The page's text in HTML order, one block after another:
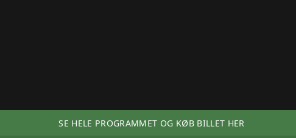
SE HELE PROGRAMMET OG KØB BILLET HER